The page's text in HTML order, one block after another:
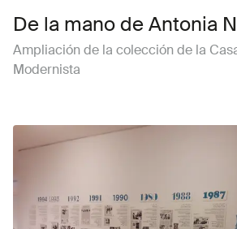
De la mano de Antonia
Ampliación de la colección de la
Modernista